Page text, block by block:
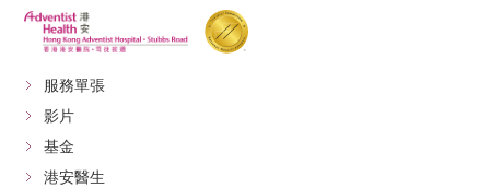
服務單張
影片
基金
港安醫生